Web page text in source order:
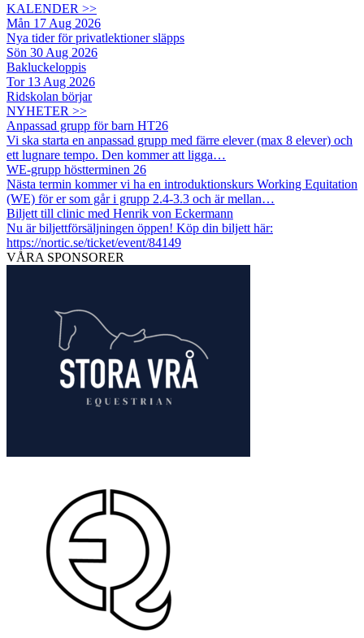
KALENDER >>
Mån 17 Aug 2026
Nya tider för privatlektioner släpps
Sön 30 Aug 2026
Bakluckeloppis
Tor 13 Aug 2026
Ridskolan börjar
NYHETER >>
Anpassad grupp för barn HT26
Vi ska starta en anpassad grupp med färre elever (max 8 elever) och
ett lugnare tempo. Den kommer att ligga…
WE-grupp höstterminen 26
Nästa termin kommer vi ha en introduktionskurs Working Equitation
(WE) för er som går i grupp 2.4-3.3 och är mellan…
Biljett till clinic med Henrik von Eckermann
Nu är biljettförsäljningen öppen! Köp din biljett här:
https://nortic.se/ticket/event/84149
VÅRA SPONSORER